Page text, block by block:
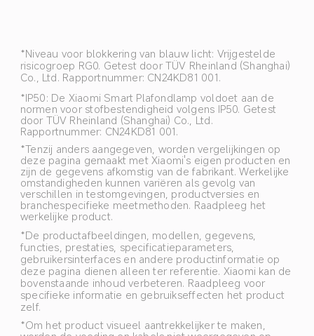
*Niveau voor blokkering van blauw licht: Vrijgestelde
risicogroep RG0. Getest door TÜV Rheinland (Shanghai)
Co., Ltd. Rapportnummer: CN24KD81 001.
*IP50: De Xiaomi Smart Plafondlamp voldoet aan de
normen voor stofbestendigheid volgens IP50. Getest
door TÜV Rheinland (Shanghai) Co., Ltd.
Rapportnummer: CN24KD81 001.
*Tenzij anders aangegeven, worden vergelijkingen op
deze pagina gemaakt met Xiaomi's eigen producten en
zijn de gegevens afkomstig van de fabrikant. Werkelijke
omstandigheden kunnen variëren als gevolg van
verschillen in testomgevingen, productversies en
branchespecifieke meetmethoden. Raadpleeg het
werkelijke product.
*De productafbeeldingen, modellen, gegevens,
functies, prestaties, specificatieparameters,
gebruikersinterfaces en andere productinformatie op
deze pagina dienen alleen ter referentie. Xiaomi kan de
bovenstaande inhoud verbeteren. Raadpleeg voor
specifieke informatie en gebruikseffecten het product
zelf.
*Om het product visueel aantrekkelijker te maken,